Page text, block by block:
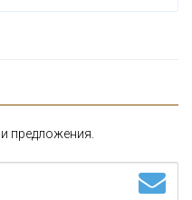
предложения.